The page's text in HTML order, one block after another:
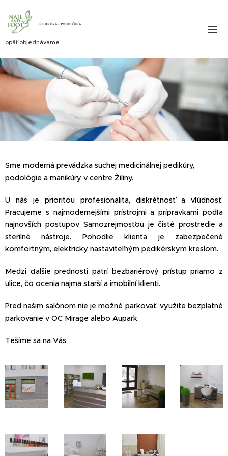
PEDIKÚRA - PODOLÓGIA
opäť objednávame
Sme moderná prevádzka suchej medicinálnej pedikúry,
podológie a manikúry v centre Žiliny.
U nás je prioritou profesionalita, diskrétnosť a vľúdnosť.
Pracujeme s najmodernejšími prístrojmi a prípravkami podľa
najnovších postupov. Samozrejmosťou je čisté prostredie a
sterilné nástroje. Pohodlie klienta je zabezpečené
komfortným, elektricky nastaviteľným pedikérskym kreslom.
Medzi ďalšie prednosti patrí bezbariérový prístup priamo z
ulice, čo ocenia najmä starší a imobilní klienti.
Pred našim salónom nie je možné parkovať, využite bezplatné
parkovanie v OC Mirage alebo Aupark.
Tešíme sa na Vás.